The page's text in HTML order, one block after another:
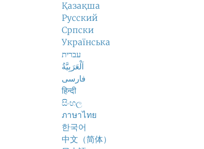
Қазақша
Русский
Српски
Українська
עברית
اَلْعَرَبِيَّةُ
فارسی
हिन्दी
සිංහල
ภาษาไทย
한국어
中文（简体）